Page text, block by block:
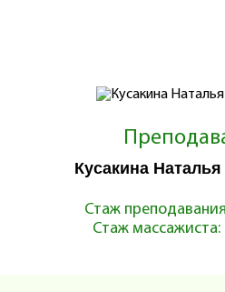
Кусакина
Стаж
Стаж массажиста: